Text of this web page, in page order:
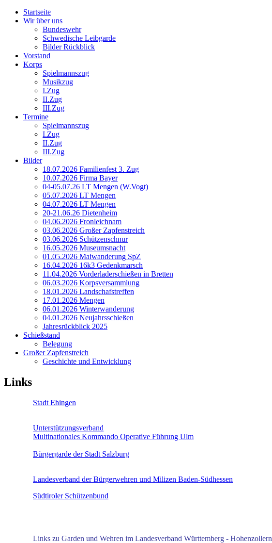
Startseite
Wir über uns
Bundeswehr
Schwedische Leibgarde
Bilder Rückblick
Vorstand
Korps
Spielmannszug
Musikzug
I.Zug
II.Zug
III.Zug
Termine
Spielmannszug
I.Zug
II.Zug
III.Zug
Bilder
18.07.2026 Familienfest 3. Zug
10.07.2026 Firma Bayer
04-05.07.26 LT Mengen (W.Vogt)
05.07.2026 LT Mengen
04.07.2026 LT Mengen
20-21.06.26 Dietenheim
04.06.2026 Fronleichnam
03.06.2026 Großer Zapfenstreich
03.06.2026 Schützenschnur
16.05.2026 Museumsnacht
01.05.2026 Maiwanderung SpZ
16.04.2026 16k3 Gedenkmarsch
11.04.2026 Vorderladerschießen in Bretten
06.03.2026 Korpsversammlung
18.01.2026 Landschafstreffen
17.01.2026 Mengen
06.01.2026 Winterwanderung
04.01.2026 Neujahrsschießen
Jahresrückblick 2025
Schießstand
Belegung
Großer Zapfenstreich
Geschichte und Entwicklung
Links
Stadt Ehingen
Unterstützungsverband
Multinationales Kommando Operative Führung Ulm
Bürgergarde der Stadt Salzburg
Landesverband der Bürgerwehren und Milizen Baden-Südhessen
Südtiroler Schützenbund
Links zu Garden und Wehren im Landesverband Württemberg - Hohenzollern